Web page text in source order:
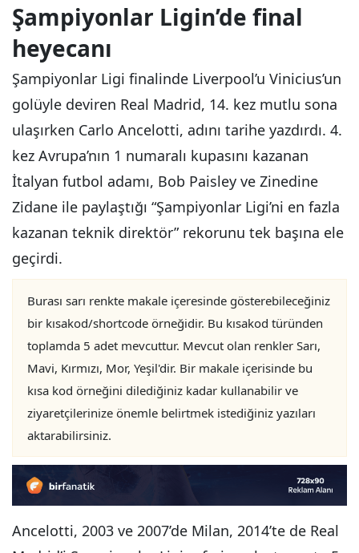
Şampiyonlar Ligin’de final
heyecanı
Şampiyonlar Ligi finalinde Liverpool’u Vinicius’un
golüyle deviren Real Madrid, 14. kez mutlu sona
ulaşırken Carlo Ancelotti, adını tarihe yazdırdı. 4.
kez Avrupa’nın 1 numaralı kupasını kazanan
İtalyan futbol adamı, Bob Paisley ve Zinedine
Zidane ile paylaştığı “Şampiyonlar Ligi’ni en fazla
kazanan teknik direktör” rekorunu tek başına ele
geçirdi.
Burası sarı renkte makale içeresinde gösterebileceğiniz
bir kısakod/shortcode örneğidir. Bu kısakod türünden
toplamda 5 adet mevcuttur. Mevcut olan renkler Sarı,
Mavi, Kırmızı, Mor, Yeşil'dir. Bir makale içerisinde bu
kısa kod örneğini dilediğiniz kadar kullanabilir ve
ziyaretçilerinize önemle belirtmek istediğiniz yazıları
aktarabilirsiniz.
Ancelotti, 2003 ve 2007’de Milan, 2014’te de Real